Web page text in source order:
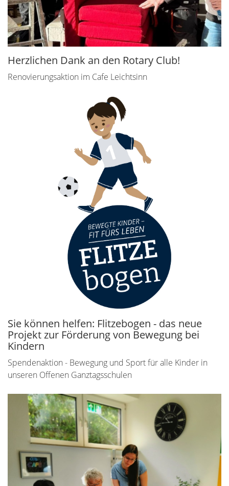
Herzlichen Dank an den Rotary Club!
Renovierungsaktion im Cafe Leichtsinn
Sie können helfen: Flitzebogen - das neue
Projekt zur Förderung von Bewegung bei
Kindern
Spendenaktion - Bewegung und Sport für alle Kinder in
unseren Offenen Ganztagsschulen